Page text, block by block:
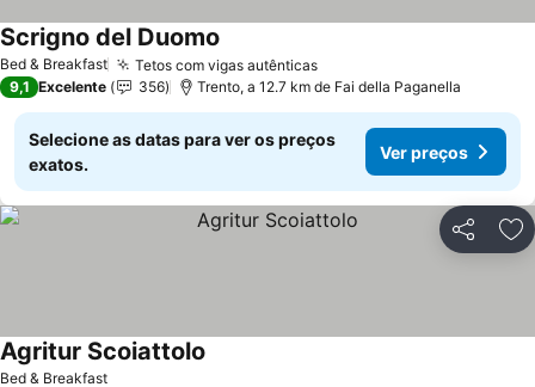
Bed & Breakfast Tetos com vigas autênticas
Scrigno del Duomo
9,1 Excelente 356 Trento, a 12.7 km de Fai della Paganella
Selecione as datas para ver os preços
exatos.
Ver preços
Partilhar
Bed & Breakfast
Agritur Scoiattolo